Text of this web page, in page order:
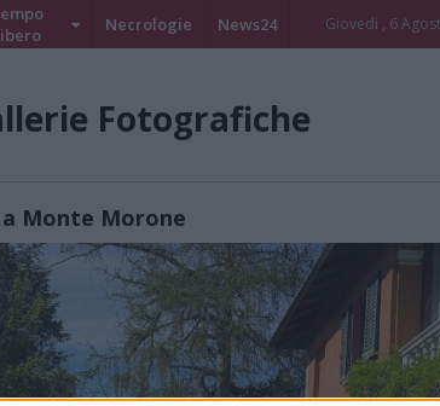
Necrologie News24 Giovedi , 6
Fotografiche
a Monte Morone